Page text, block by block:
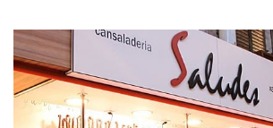
SERVEIS
NOTÍCIES
CONTACTE